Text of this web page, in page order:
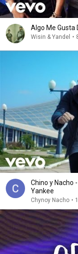
Algo Me Gusta
Wisin & Yandel •
Chino y Nacho
Yankee
Chynoy Nacho •